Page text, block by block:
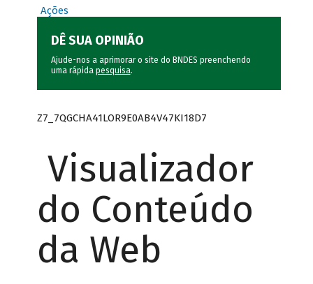
Ações
DÊ SUA OPINIÃO
Ajude-nos a aprimorar o site do BNDES preenchendo
uma rápida pesquisa.
Z7_7QGCHA41LOR9E0AB4V47KI18D7
Visualizador
do Conteúdo
da Web